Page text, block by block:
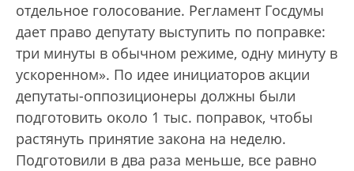
отдельное голосование. Регламент Госдумы
дает право депутату выступить по поправке:
три минуты в обычном режиме, одну минуту в
ускоренном». По идее инициаторов акции
депутаты-оппозиционеры должны были
подготовить около 1 тыс. поправок, чтобы
растянуть принятие закона на неделю.
Подготовили в два раза меньше, все равно